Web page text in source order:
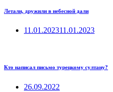
Летали, дружили в небесной дали
11.01.202311.01.2023
Кто написал письмо турецкому султану?
26.09.2022